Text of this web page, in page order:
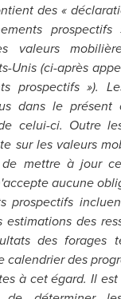
des «
valeurs
Unis (ci-après
prospectifs »).
dans le présent
celui-ci. Outre
sur les valeurs
mettre à jour
aucune
prospectifs
des
des forages
calendrier des
à cet égard. Il